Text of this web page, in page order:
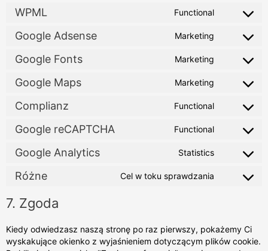
WPML Functional
Google Adsense Marketing
Google Fonts Marketing
Google Maps Marketing
Complianz Functional
Google reCAPTCHA Functional
Google Analytics Statistics
Różne Cel w toku sprawdzania
7. Zgoda
Kiedy odwiedzasz naszą stronę po raz pierwszy, pokażemy Ci
wyskakujące okienko z wyjaśnieniem dotyczącym plików cookie.